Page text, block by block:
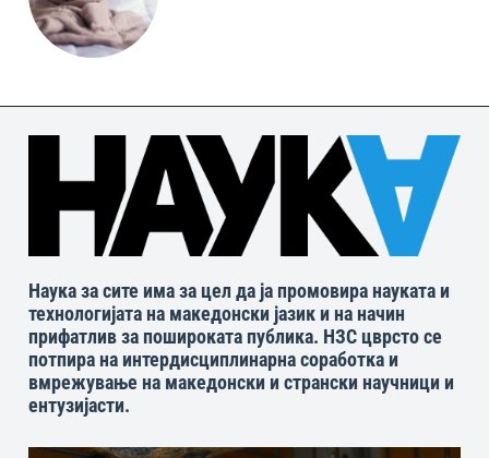
Наука за сите има за цел да ја промовира науката и
технологијата на македонски јазик и на начин
прифатлив за пошироката публика. НЗС цврсто се
потпира на интердисциплинарна соработка и
вмрежување на македонски и странски научници и
ентузијасти.